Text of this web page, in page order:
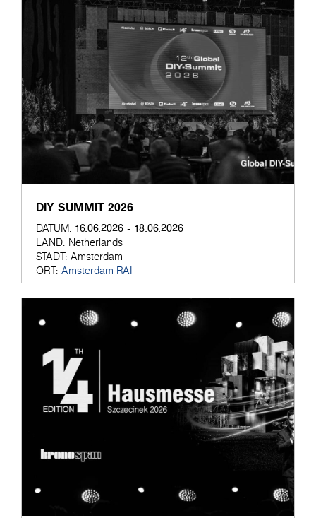
DIY SUMMIT 2026
DATUM: 16.06.2026 - 18.06.2026
LAND: Netherlands
STADT: Amsterdam
ORT: Amsterdam RAI